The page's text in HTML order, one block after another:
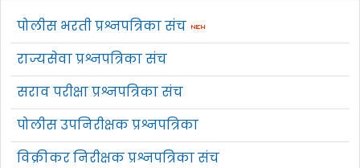
पोलीस भरती प्रश्नपत्रिका संच
राज्यसेवा प्रश्नपत्रिका संच
सराव परीक्षा प्रश्नपत्रिका संच
पोलीस उपनिरीक्षक प्रश्नपत्रिका
विक्रीकर निरीक्षक प्रश्नपत्रिका संच